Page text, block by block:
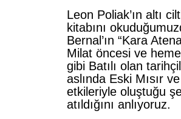
Leon Poliak’ın altı
kitabını
Bernal’ın “Kara
Milat öncesi ve
gibi Batılı olan
aslında Eski Mısır
etkileriyle oluştuğu
atıldığını anlıyoruz.